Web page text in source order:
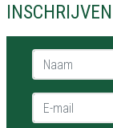
Naam *
E-mail *